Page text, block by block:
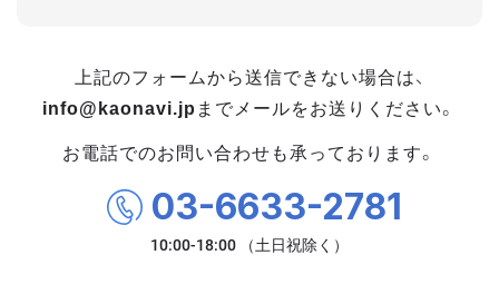
上記のフォームから送信できない場合は、
info@kaonavi.jp までメールをお送りください。
お電話でのお問い合わせも承っております。
03-6633-2781